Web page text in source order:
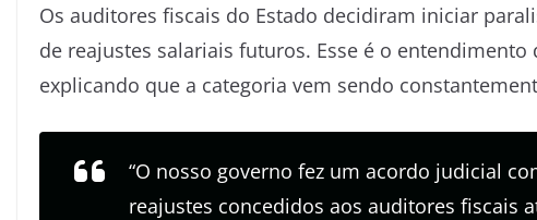
Os auditores fiscais do Estado decidiram iniciar
de reajustes salariais futuros. Esse é o
explicando que a categoria vem sendo
“O nosso governo fez um acordo judicial
reajustes concedidos aos auditores fiscais